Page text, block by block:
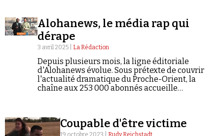
Alohanews, le média rap qui
dérape
3 avril 2025 | La Rédaction
Depuis plusieurs mois, la ligne éditoriale
d'Alohanews évolue. Sous prétexte de couvrir
l'actualité dramatique du Proche-Orient, la
chaîne aux 253 000 abonnés accueille
d'audience.Coupable d'être victime
19 octobre 2023 | Rudy Reichstadt